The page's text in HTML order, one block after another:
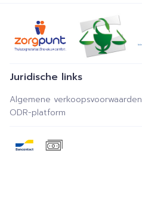
Juridische links
Algemene verkoopsvoorwaarden
ODR-platform